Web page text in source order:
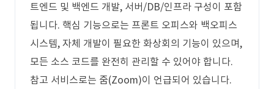
트엔드 및 백엔드 개발, 서버/DB/인프라 구성이 포함
됩니다. 핵심 기능으로는 프론트 오피스와 백오피스
시스템, 자체 개발이 필요한 화상회의 기능이 있으며,
모든 소스 코드를 완전히 관리할 수 있어야 합니다.
참고 서비스로는 줌(Zoom)이 언급되어 있습니다.